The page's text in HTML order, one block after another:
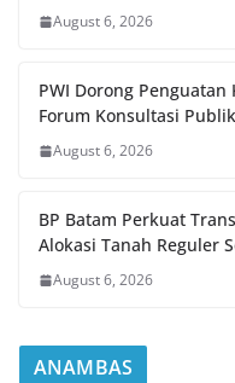
August 6, 2026
PWI Dorong
Forum Konsultasi
August 6, 2026
BP Batam Perkuat
Alokasi Tanah Reguler
August 6, 2026
ANAMBAS